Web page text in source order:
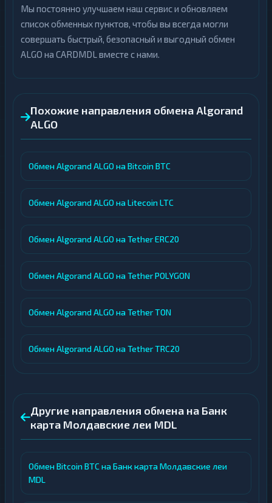
Мы постоянно улучшаем наш сервис и обновляем
список обменных пунктов, чтобы вы всегда могли
совершать быстрый, безопасный и выгодный обмен
ALGO на CARDMDL вместе с нами.
Похожие направления обмена Algorand
ALGO
Обмен Algorand ALGO на Bitcoin BTC
Обмен Algorand ALGO на Litecoin LTC
Обмен Algorand ALGO на Tether ERC20
Обмен Algorand ALGO на Tether POLYGON
Обмен Algorand ALGO на Tether TON
Обмен Algorand ALGO на Tether TRC20
Другие направления обмена на Банк
карта Молдавские леи MDL
Обмен Bitcoin BTC на Банк карта Молдавские леи
MDL